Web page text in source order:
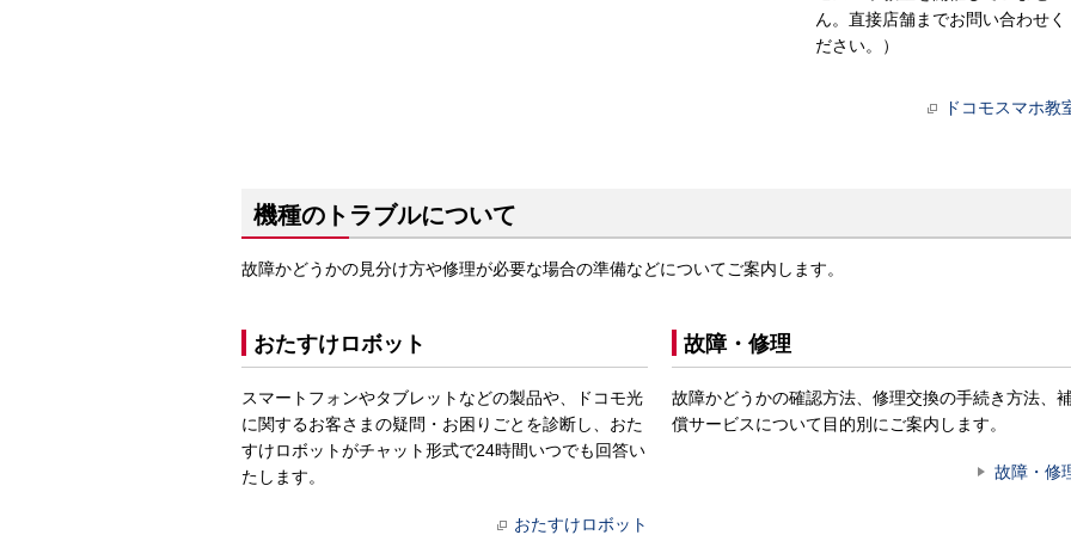
ん。直接店舗までお問い合わせく
ださい。）
ドコモスマホ教
機種のトラブルについて
故障かどうかの見分け方や修理が必要な場合の準備などについてご案内します。
おたすけロボット
スマートフォンやタブレットなどの製品や、ドコモ光
に関するお客さまの疑問・お困りごとを診断し、おた
すけロボットがチャット形式で24時間いつでも回答い
たします。
おたすけロボット
故障・修理
故障かどうかの確認方法、修理交換の手続き方法、
償サービスについて目的別にご案内します。
故障・修